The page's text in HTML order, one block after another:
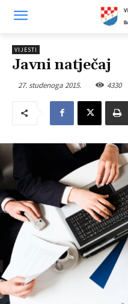
VIJESTI
Javni natječaj
27. studenoga 2015. 4330